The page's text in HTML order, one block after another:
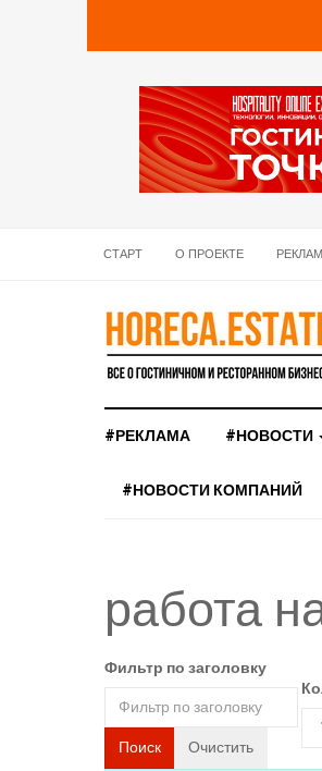
СТАРТ О ПРОЕКТЕ
#РЕКЛАМА #НОВОСТИ
#НОВОСТИ КОМПАНИЙ
работа
Фильтр по заголовку
Поиск Очистить